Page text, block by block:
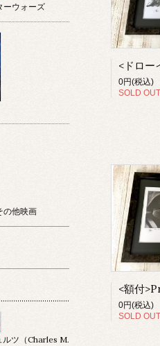
0円(税込)
SOLD OUT
0円(税込)
SOLD OUT
ウォーズ
の他映画
ルツ（Charles M.